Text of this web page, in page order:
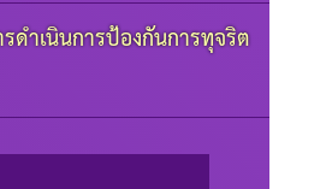
ดำเนินการป้องกันการทุจริต